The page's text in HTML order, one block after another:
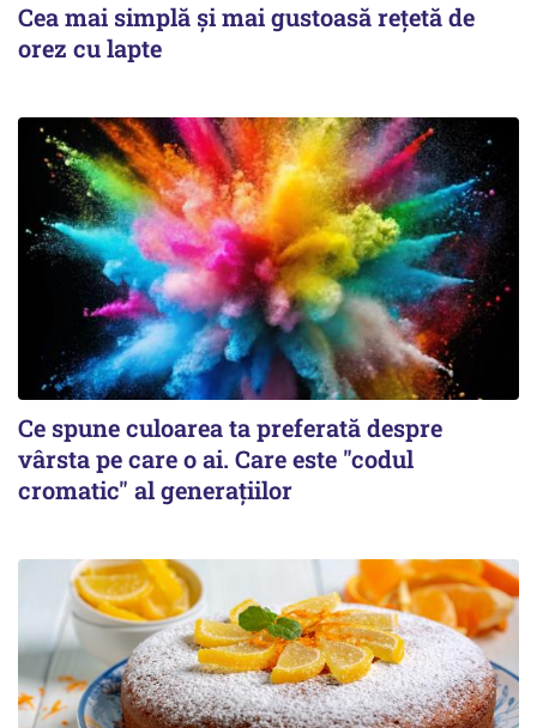
Cea mai simplă și mai gustoasă rețetă de
orez cu lapte
Ce spune culoarea ta preferată despre
vârsta pe care o ai. Care este "codul
cromatic" al generațiilor